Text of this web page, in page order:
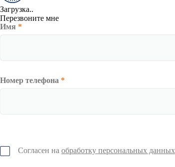
Загрузка..
Перезвоните мне
Имя *
Номер телефона *
Согласен на обработку персональных данных